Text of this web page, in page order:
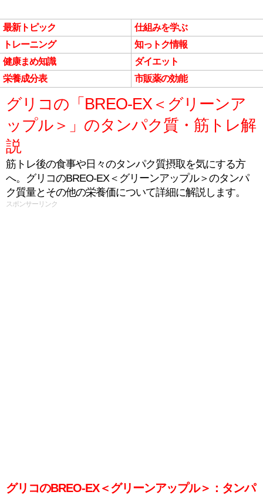
最新トピック
仕組みを学ぶ
トレーニング
知っトク情報
健康まめ知識
ダイエット
栄養成分表
市販薬の効能
グリコの「BREO-EX＜グリーンア
ップル＞」のタンパク質・筋トレ解
説
筋トレ後の食事や日々のタンパク質摂取を気にする方
へ。グリコのBREO-EX＜グリーンアップル＞のタンパ
ク質量とその他の栄養価について詳細に解説します。
スポンサーリンク
グリコのBREO-EX＜グリーンアップル＞：タンパ